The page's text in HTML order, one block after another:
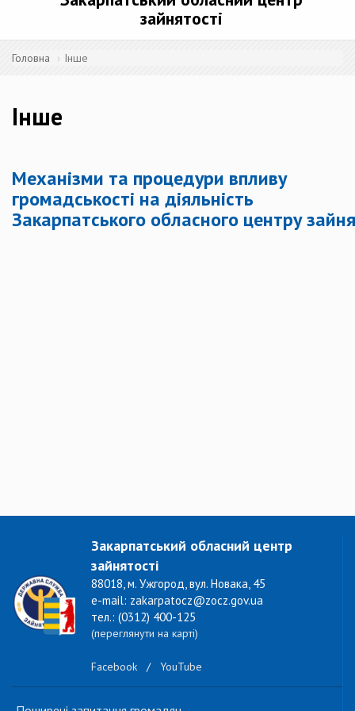
зайнятості
Головна Інше
Інше
Механізми та процедури впливу
громадськості на діяльність
Закарпатського обласного центру
Закарпатський обласний центр
зайнятості
88018, м. Ужгород, вул. Новака, 45
e-mail: zakarpatocz@zocz.gov.ua
тел.: (0312) 400-125
(переглянути на карті)
Facebook / YouTube